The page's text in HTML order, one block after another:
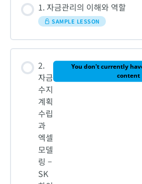
1. 자금관리의 이해와 역할
SAMPLE LESSON
2.
자금
수지
계획
수립
과
엑셀
모델
링 –
SK
You don't currently
content